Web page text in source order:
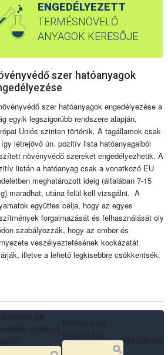
ENGEDÉLYEZETT
TERMÉSNÖVELŐ
ANYAGOK KERESŐJE
szer hatóanyagok
szer hatóanyagok engedélyezése a
egyik legszigorúbb rendszere alapján,
Uniós szinten történik. A tagállamok csak
létrejövő ún. pozitív lista hatóanyagaiból
növényvédő szereket engedélyezhetik. A
listán a hatóanyag csak a vonatkozó EU
meghatározott ideig (általában 7-15
maradhat, utána felül kell vizsgálni. A
együttes célja, hogy az egyes
forgalmazását és felhasználását oly
szabályozzák, hogy az ember és
veszélyeztetésének kockázatát
illetve a lehető legkisebbre csökkentsék.